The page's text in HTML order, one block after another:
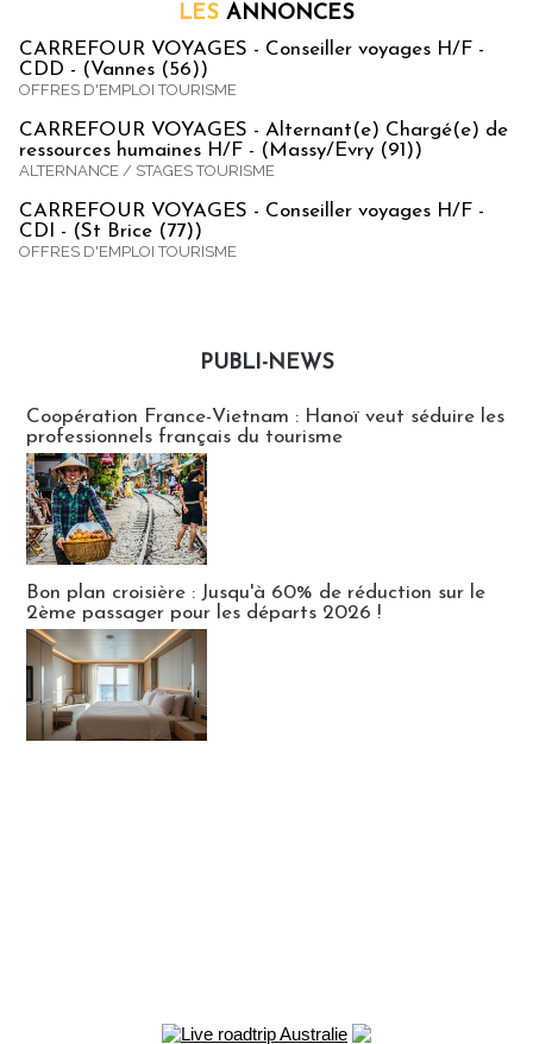
LES ANNONCES
CARREFOUR VOYAGES - Conseiller voyages H/F -
CDD - (Vannes (56))
OFFRES D'EMPLOI TOURISME
CARREFOUR VOYAGES - Alternant(e) Chargé(e) de
ressources humaines H/F - (Massy/Evry (91))
ALTERNANCE / STAGES TOURISME
CARREFOUR VOYAGES - Conseiller voyages H/F -
CDI - (St Brice (77))
OFFRES D'EMPLOI TOURISME
PUBLI-NEWS
Coopération France-Vietnam : Hanoï veut séduire les
professionnels français du tourisme
Bon plan croisière : Jusqu'à 60% de réduction sur le
2ème passager pour les départs 2026 !